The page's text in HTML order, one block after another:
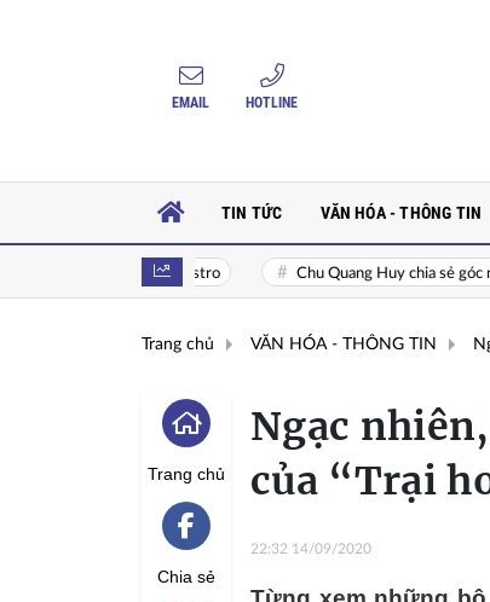
EMAIL HOTLINE
TIN TỨC VĂN HÓA - THÔNG TIN
Chu Quang Huy chia sẻ góc nhìn về áp
Trang chủ VĂN HÓA - THÔNG TIN
Trang chủ
Chia sẻ
Ngạc
của “Trại
22:32 14/09/2020